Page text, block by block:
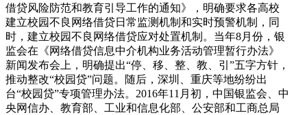
借贷风险防范和教育引导工作的通知》，明确要求各高校
建立校园不良网络借贷日常监测机制和实时预警机制，同
时，建立校园不良网络借贷应对处置机制。当年8月份，银
监会在《网络借贷信息中介机构业务活动管理暂行办法》
新闻发布会上，明确提出“停、移、整、教、引”五字方针，
推动整改“校园贷”问题。随后，深圳、重庆等地纷纷出
台“校园贷”专项管理办法。2016年11月初，中国银监会、中
央网信办、教育部、工业和信息化部、公安部和工商总局